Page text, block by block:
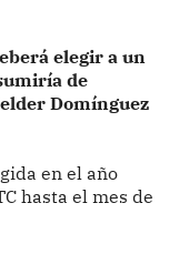
elegir a un
de
Domínguez
en el año
hasta el mes de